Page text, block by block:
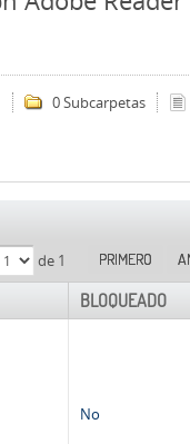
0 Subcarpetas
de 1 PRIMERO
BLOQUEADO
No